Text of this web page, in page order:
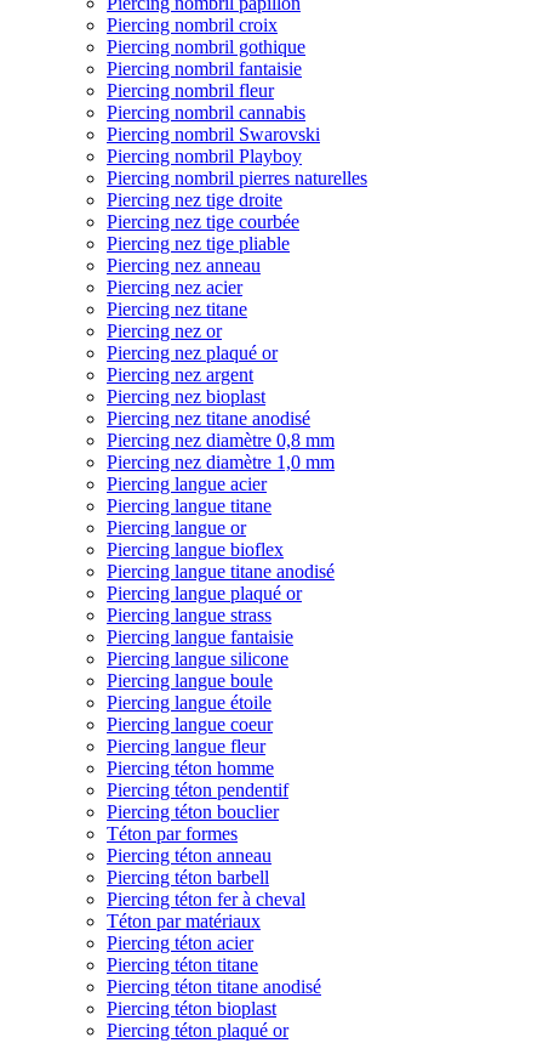
Piercing nombril croix
Piercing nombril gothique
Piercing nombril fantaisie
Piercing nombril fleur
Piercing nombril cannabis
Piercing nombril Swarovski
Piercing nombril Playboy
Piercing nombril pierres naturelles
Piercing nez tige droite
Piercing nez tige courbée
Piercing nez tige pliable
Piercing nez anneau
Piercing nez acier
Piercing nez titane
Piercing nez or
Piercing nez plaqué or
Piercing nez argent
Piercing nez bioplast
Piercing nez titane anodisé
Piercing nez diamètre 0,8 mm
Piercing nez diamètre 1,0 mm
Piercing langue acier
Piercing langue titane
Piercing langue or
Piercing langue bioflex
Piercing langue titane anodisé
Piercing langue plaqué or
Piercing langue strass
Piercing langue fantaisie
Piercing langue silicone
Piercing langue boule
Piercing langue étoile
Piercing langue coeur
Piercing langue fleur
Piercing téton homme
Piercing téton pendentif
Piercing téton bouclier
Téton par formes
Piercing téton anneau
Piercing téton barbell
Piercing téton fer à cheval
Téton par matériaux
Piercing téton acier
Piercing téton titane
Piercing téton titane anodisé
Piercing téton bioplast
Piercing téton plaqué or